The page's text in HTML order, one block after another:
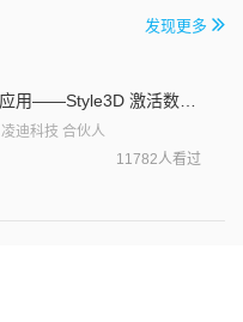
发现更多
凌迪科技 合伙人
11782人看过